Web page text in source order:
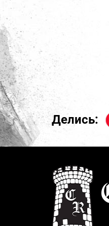
Делись: